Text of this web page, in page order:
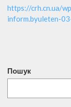
https://crh.cn.ua/
inform.byuleten-
Пошук